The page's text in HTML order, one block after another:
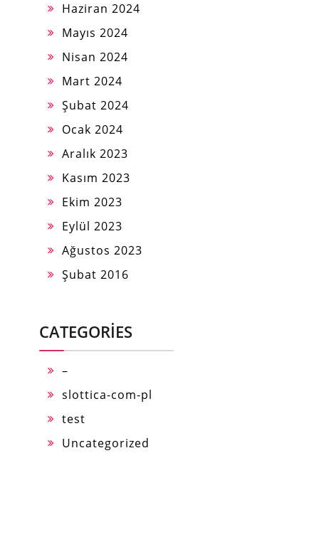
Haziran 2024
Mayıs 2024
Nisan 2024
Mart 2024
Şubat 2024
Ocak 2024
Aralık 2023
Kasım 2023
Ekim 2023
Eylül 2023
Ağustos 2023
Şubat 2016
CATEGORIES
–
slottica-com-pl
test
Uncategorized